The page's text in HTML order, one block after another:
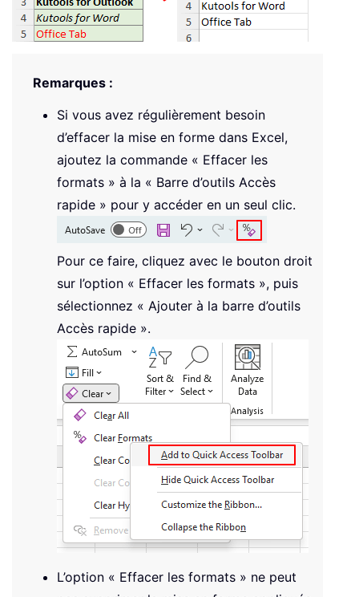
Remarques :
Si vous avez régulièrement besoin
d’effacer la mise en forme dans Excel,
ajoutez la commande « Effacer les
formats » à la « Barre d’outils Accès
rapide » pour y accéder en un seul clic.
Pour ce faire, cliquez avec le bouton droit
sur l’option « Effacer les formats », puis
sélectionnez « Ajouter à la barre d’outils
Accès rapide ».
L’option « Effacer les formats » ne peut